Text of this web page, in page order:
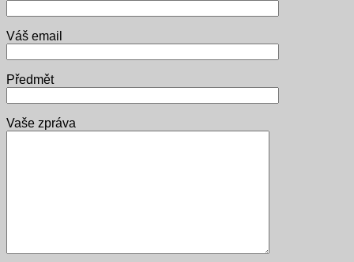
Váš email
Předmět
Vaše zpráva